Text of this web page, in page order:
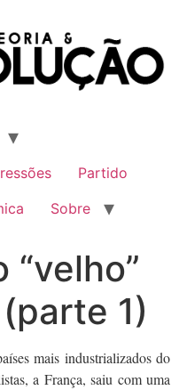
Partido
Sobre
“velho”
1)
mais industrializados do
a França, saiu com uma